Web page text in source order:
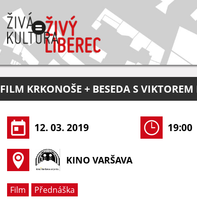
FILM KRKONOŠE + BESEDA S
12. 03. 2019 19:00
KINO VARŠAVA
Film
Přednáška